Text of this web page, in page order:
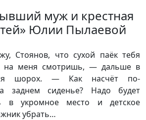
муж и крестная
Юлии Пылаевой
Стоянов, что сухой паёк тебя
на меня смотришь, — дальше в
шорох. — Как насчёт по-
заднем сиденье? Надо будет
в укромное место и детское
убрать…